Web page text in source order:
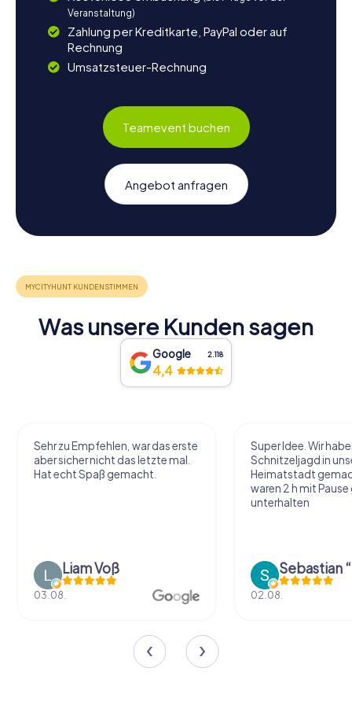
Veranstaltung)
Zahlung per Kreditkarte, PayPal oder auf
Rechnung
Umsatzsteuer-Rechnung
Teamevent buchen
Angebot anfragen
Was unsere Kunden sagen
Google 2.118
4,4
Sehr zu Empfehlen, war das erste
aber sicher nicht das letzte mal.
Hat echt Spaß gemacht.
Liam Voß
03.08.
Super Idee. Wir
Schnitzeljagd in
Heimatstadt
waren 2 h mit
unterhalten
02.08.